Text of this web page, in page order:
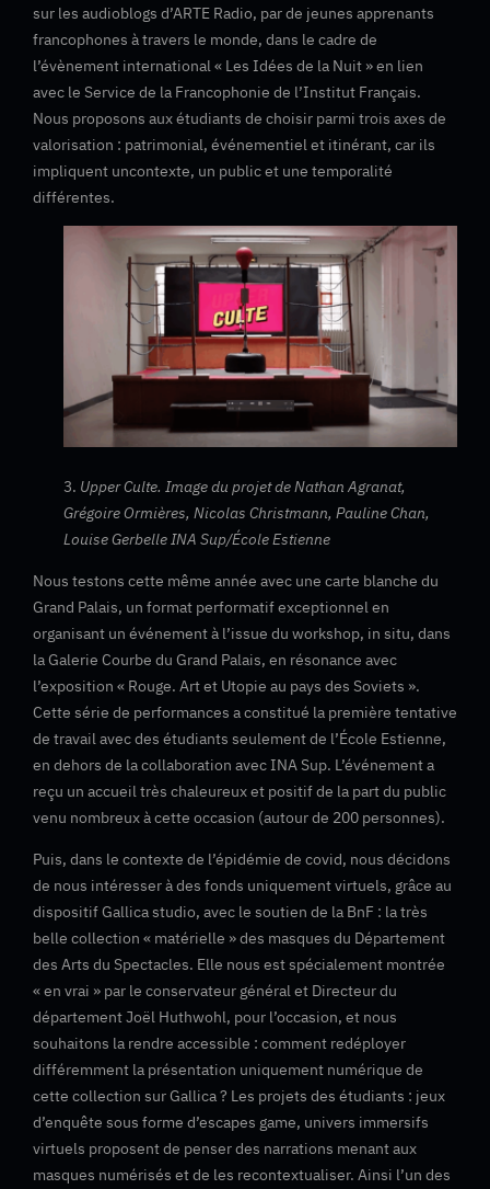
sur les audioblogs d’ARTE Radio, par de jeunes apprenants
francophones à travers le monde, dans le cadre de
l’évènement international « Les Idées de la Nuit » en lien
avec le Service de la Francophonie de l’Institut Français.
Nous proposons aux étudiants de choisir parmi trois axes de
valorisation : patrimonial, événementiel et itinérant, car ils
impliquent uncontexte, un public et une temporalité
différentes.
3. Upper Culte. Image du projet de Nathan Agranat,
Grégoire Ormières, Nicolas Christmann, Pauline Chan,
Louise Gerbelle INA Sup/École Estienne
Nous testons cette même année avec une carte blanche du
Grand Palais, un format performatif exceptionnel en
organisant un événement à l’issue du workshop, in situ, dans
la Galerie Courbe du Grand Palais, en résonance avec
l’exposition « Rouge. Art et Utopie au pays des Soviets ».
Cette série de performances a constitué la première tentative
de travail avec des étudiants seulement de l’École Estienne,
en dehors de la collaboration avec INA Sup. L’événement a
reçu un accueil très chaleureux et positif de la part du public
venu nombreux à cette occasion (autour de 200 personnes).
Puis, dans le contexte de l’épidémie de covid, nous décidons
de nous intéresser à des fonds uniquement virtuels, grâce au
dispositif Gallica studio, avec le soutien de la BnF : la très
belle collection « matérielle » des masques du Département
des Arts du Spectacles. Elle nous est spécialement montrée
« en vrai » par le conservateur général et Directeur du
département Joël Huthwohl, pour l’occasion, et nous
souhaitons la rendre accessible : comment redéployer
différemment la présentation uniquement numérique de
cette collection sur Gallica ? Les projets des étudiants : jeux
d’enquête sous forme d’escapes game, univers immersifs
virtuels proposent de penser des narrations menant aux
masques numérisés et de les recontextualiser. Ainsi l’un des